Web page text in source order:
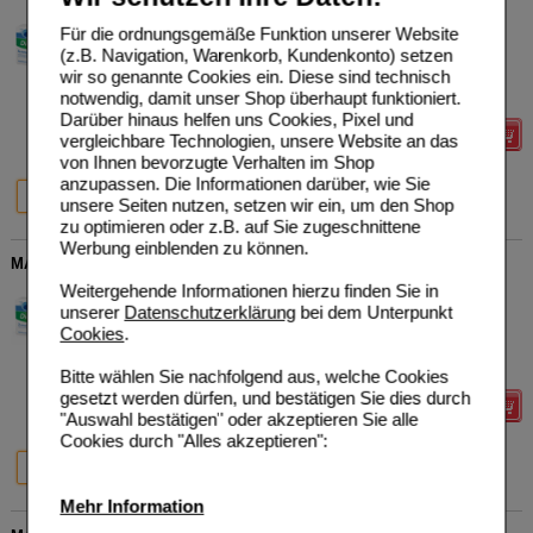
Für die ordnungsgemäße Funktion unserer Website
(z.B. Navigation, Warenkorb, Kundenkonto) setzen
wir so genannte Cookies ein. Diese sind technisch
notwendig, damit unser Shop überhaupt funktioniert.
Darüber hinaus helfen uns Cookies, Pixel und
vergleichbare Technologien, unsere Website an das
von Ihnen bevorzugte Verhalten im Shop
anzupassen. Die Informationen darüber, wie Sie
unsere Seiten nutzen, setzen wir ein, um den Shop
zu optimieren oder z.B. auf Sie zugeschnittene
Werbung einblenden zu können.
Weitergehende Informationen hierzu finden Sie in
unserer Datenschutzerklärungbei dem Unterpunkt
Cookies.
Bitte wählen Sie nachfolgend aus, welche Cookies
gesetzt werden dürfen, und bestätigen Sie dies durch
"Auswahl bestätigen" oder akzeptieren Sie alle
Cookies durch "Alles akzeptieren":
Mehr Information
GmbH
08626779
5X2ml Ampullen
AVP***
Unser Preis*
Sie sparen 3,32 €
Grundpreis
1327,00 €
Details
20%
50X2 ml
36%
MAGNESIUM DIASPORAL 2 mmol Ampullen
Protina Pharmazeutische
GmbH
08626756
AVP***
Grundpreis
Details